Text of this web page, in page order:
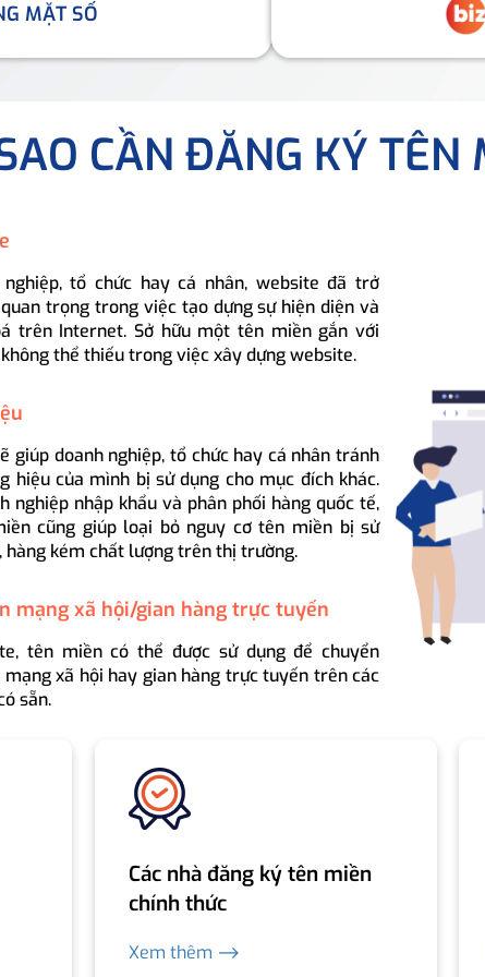
MẶT SỐ
CẦN ĐĂNG KÝ TÊN
tổ chức hay cá nhân, website đã trở
trọng trong việc tạo dựng sự hiện diện và
trên Internet. Sở hữu một tên miền gắn với
thể thiếu trong việc xây dựng website.
giúp doanh nghiệp, tổ chức hay cá nhân tránh
hiệu của mình bị sử dụng cho mục đích khác.
nghiệp nhập khẩu và phân phối hàng quốc tế,
cũng giúp loại bỏ nguy cơ tên miền bị sử
hàng kém chất lượng trên thị trường.
mạng xã hội/gian hàng trực tuyến
tên miền có thể được sử dụng để chuyển
xã hội hay gian hàng trực tuyến trên các
sẵn.
Các nhà đăng ký tên miền
chính thức
Xem thêm ⟶